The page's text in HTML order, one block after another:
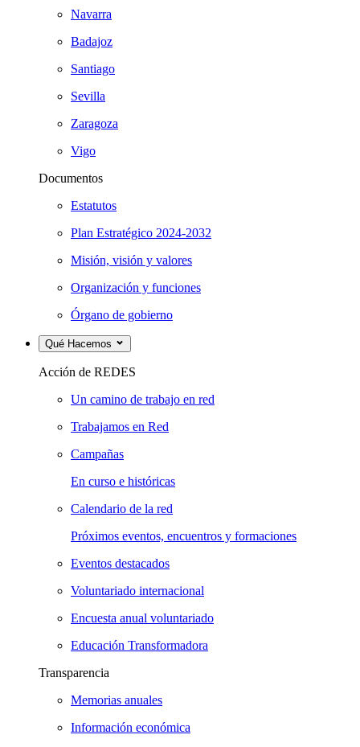
Navarra
Badajoz
Santiago
Sevilla
Zaragoza
Vigo
Documentos
Estatutos
Plan Estratégico 2024-2032
Misión, visión y valores
Organización y funciones
Órgano de gobierno
Qué Hacemos
Acción de REDES
Un camino de trabajo en red
Trabajamos en Red
Campañas
En curso e históricas
Calendario de la red
Próximos eventos, encuentros y formaciones
Eventos destacados
Voluntariado internacional
Encuesta anual voluntariado
Educación Transformadora
Transparencia
Memorias anuales
Información económica